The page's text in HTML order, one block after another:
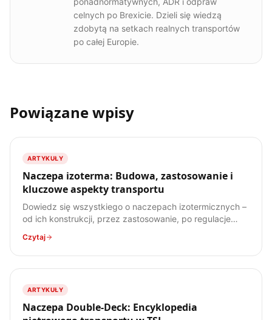
celnych po Brexicie. Dzieli się wiedzą
zdobytą na setkach realnych transportów
po całej Europie.
Powiązane wpisy
ARTYKUŁY
Naczepa izoterma: Budowa, zastosowanie i
kluczowe aspekty transportu
Dowiedz się wszystkiego o naczepach izotermicznych –
od ich konstrukcji, przez zastosowanie, po regulacje
wrażliwych na temperaturę.
Czytaj
ARTYKUŁY
Naczepa Double-Deck: Encyklopedia